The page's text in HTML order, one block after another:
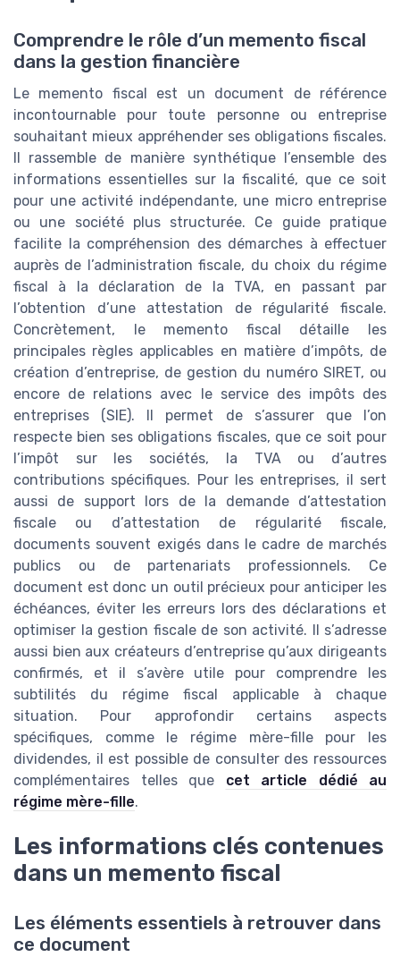
Comprendre le rôle d’un memento fiscal
dans la gestion financière
Le memento fiscal est un document de référence
incontournable pour toute personne ou entreprise
souhaitant mieux appréhender ses obligations fiscales.
Il rassemble de manière synthétique l’ensemble des
informations essentielles sur la fiscalité, que ce soit
pour une activité indépendante, une micro entreprise
ou une société plus structurée. Ce guide pratique
facilite la compréhension des démarches à effectuer
auprès de l’administration fiscale, du choix du régime
fiscal à la déclaration de la TVA, en passant par
l’obtention d’une attestation de régularité fiscale.
Concrètement, le memento fiscal détaille les
principales règles applicables en matière d’impôts, de
création d’entreprise, de gestion du numéro SIRET, ou
encore de relations avec le service des impôts des
entreprises (SIE). Il permet de s’assurer que l’on
respecte bien ses obligations fiscales, que ce soit pour
l’impôt sur les sociétés, la TVA ou d’autres
contributions spécifiques. Pour les entreprises, il sert
aussi de support lors de la demande d’attestation
fiscale ou d’attestation de régularité fiscale,
documents souvent exigés dans le cadre de marchés
publics ou de partenariats professionnels. Ce
document est donc un outil précieux pour anticiper les
échéances, éviter les erreurs lors des déclarations et
optimiser la gestion fiscale de son activité. Il s’adresse
aussi bien aux créateurs d’entreprise qu’aux dirigeants
confirmés, et il s’avère utile pour comprendre les
subtilités du régime fiscal applicable à chaque
situation. Pour approfondir certains aspects
spécifiques, comme le régime mère-fille pour les
dividendes, il est possible de consulter des ressources
complémentaires telles que cet article dédié au
régime mère-fille.
Les informations clés contenues
dans un memento fiscal
Les éléments essentiels à retrouver dans
ce document